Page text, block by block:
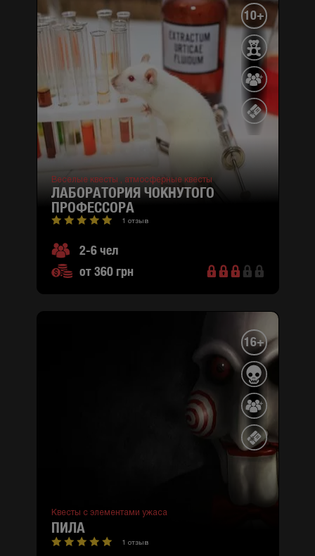
10+
Веселые квесты , атмосферные квесты
ЛАБОРАТОРИЯ ЧОКНУТОГО
ПРОФЕССОРА
1 отзыв
2-6 чел
от 360 грн
16+
Квесты с элементами ужаса
ПИЛА
1 отзыв